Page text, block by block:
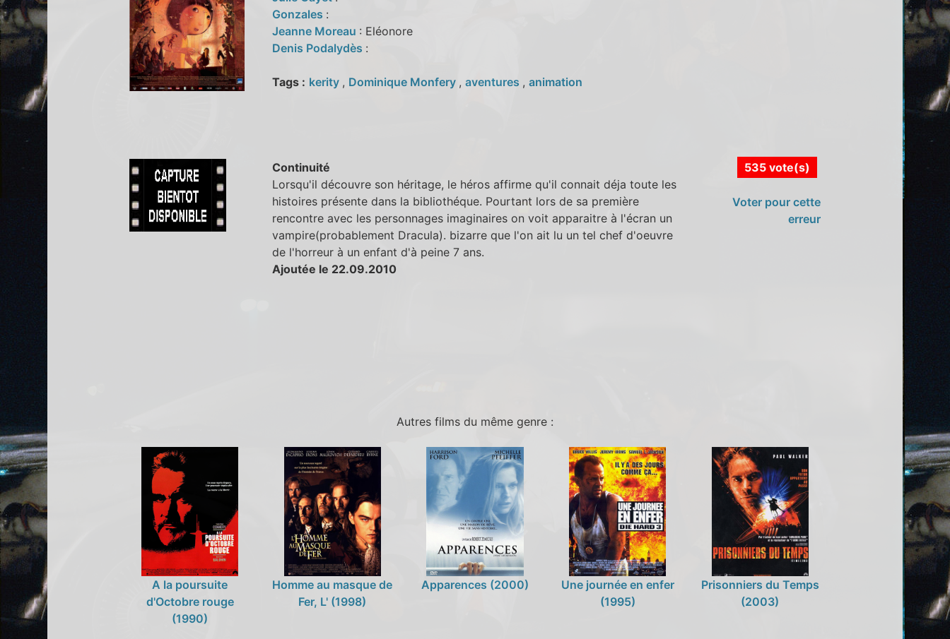
Gonzales :
Jeanne Moreau : Eléonore
Denis Podalydès :
Tags : kerity , Dominique Monfery , aventures , animation
Continuité
Lorsqu'il découvre son héritage, le héros affirme qu'il connait déja toute les
histoires présente dans la bibliothéque. Pourtant lors de sa première
rencontre avec les personnages imaginaires on voit apparaitre à l'écran un
vampire(probablement Dracula). bizarre que l'on ait lu un tel chef d'oeuvre
de l'horreur à un enfant d'à peine 7 ans.
Ajoutée le 22.09.2010
535 vote(s)
Voter pour cette
erreur
Autres films du même genre :
A la poursuite
d'Octobre rouge
(1990)
Homme au masque de
Fer, L' (1998)
Apparences (2000)
Une journée en enfer
(1995)
Prisonniers du Temps
(2003)